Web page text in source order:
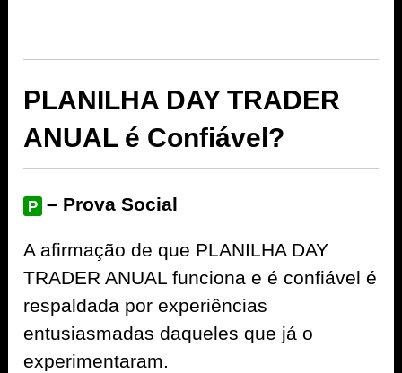
PLANILHA DAY TRADER
ANUAL é Confiável?
P – Prova Social
A afirmação de que PLANILHA DAY
TRADER ANUAL funciona e é confiável é
respaldada por experiências
entusiasmadas daqueles que já o
experimentaram.